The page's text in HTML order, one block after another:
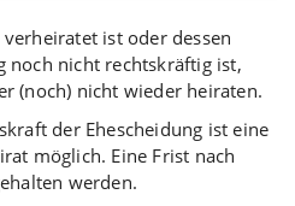
ist oder dessen
noch nicht rechtskräftig ist,
(noch) nicht wieder heiraten.
der Ehescheidung ist eine
möglich. Eine Frist nach
werden.